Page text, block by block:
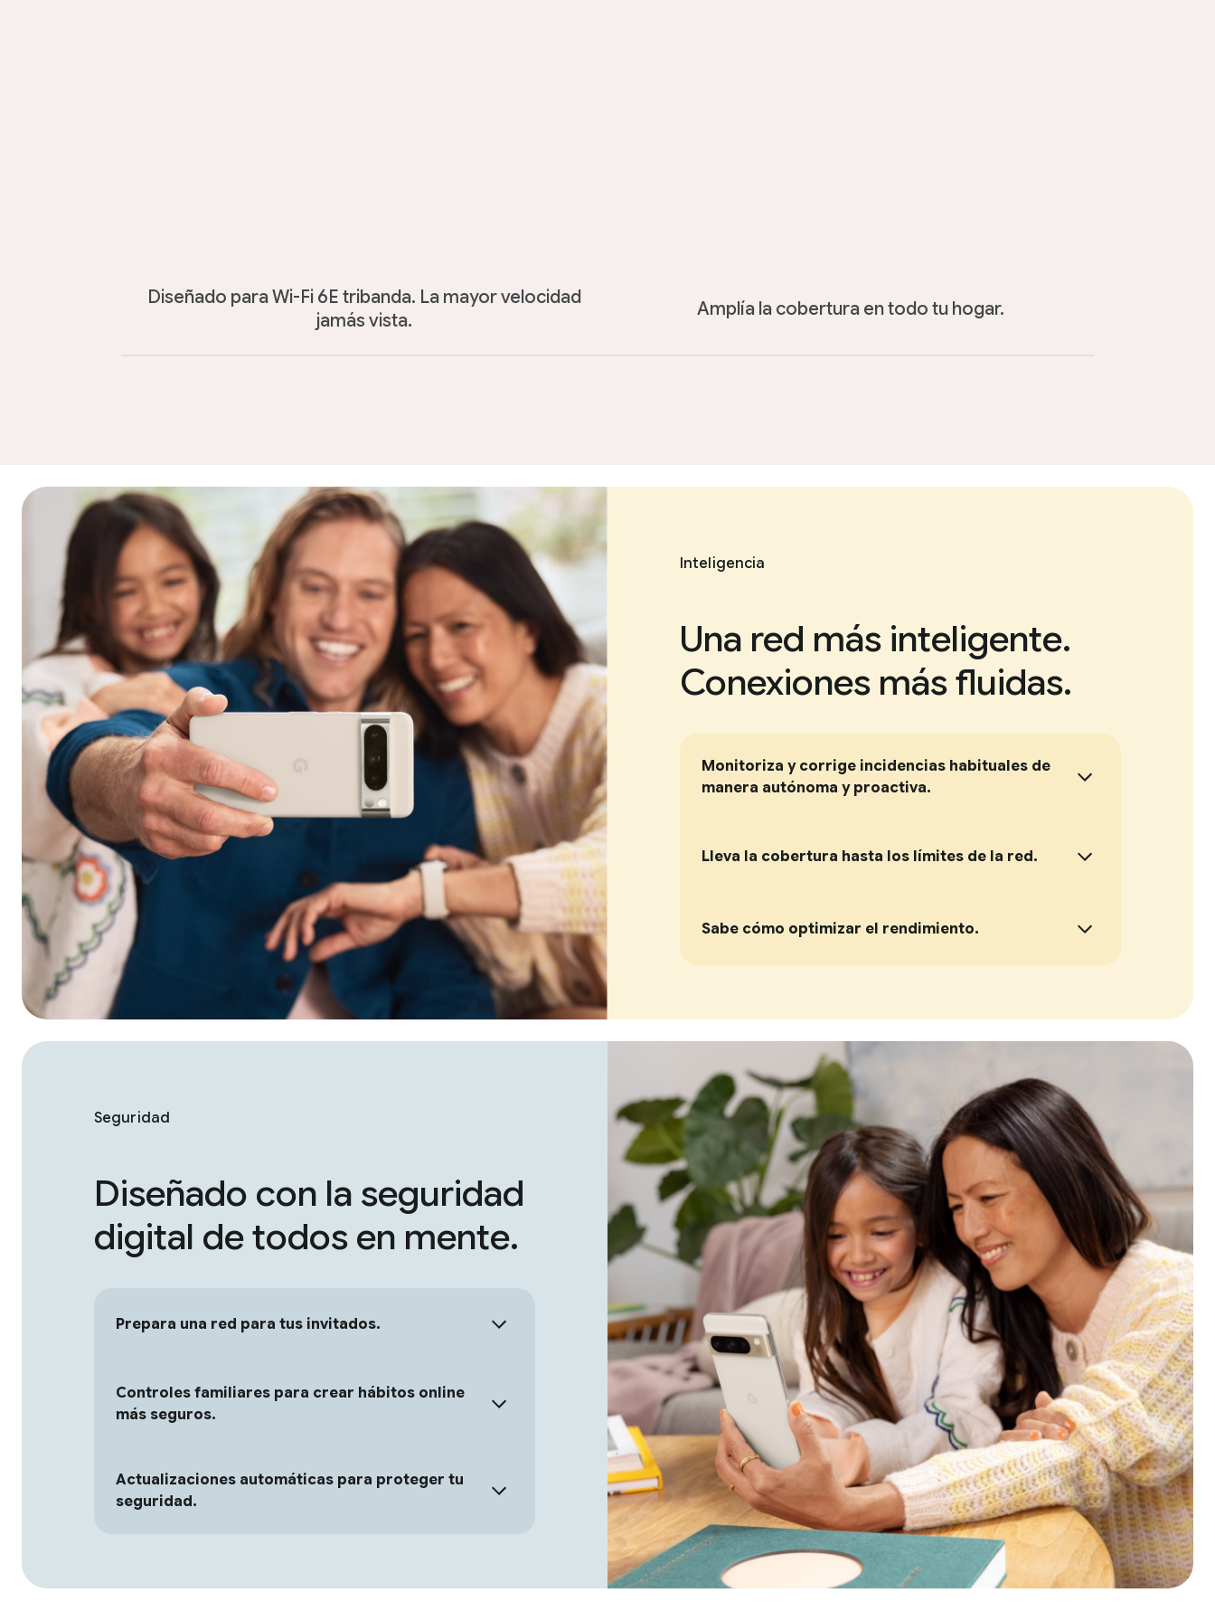
Diseñado para Wi-Fi 6E tribanda. La mayor velocidad
jamás vista.
Amplía la cobertura en todo tu hogar.
Inteligencia
Una red más inteligente.
Conexiones más fluidas.
Monitoriza y corrige incidencias habituales de
manera autónoma y proactiva.
Lleva la cobertura hasta los límites de la red.
Sabe cómo optimizar el rendimiento.
Seguridad
Diseñado con la seguridad
digital de todos en mente.
Prepara una red para tus invitados.
Controles familiares para crear hábitos online
más seguros.
Actualizaciones automáticas para proteger tu
seguridad.